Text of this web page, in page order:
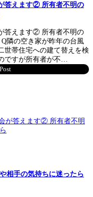
答えます② 所有者不明の
答えます② 所有者不明の
隣の空き家が昨年の台風
世帯住宅への建て替えを検
ですが所有者が不…
Post
相手の気持ちに迷ったら